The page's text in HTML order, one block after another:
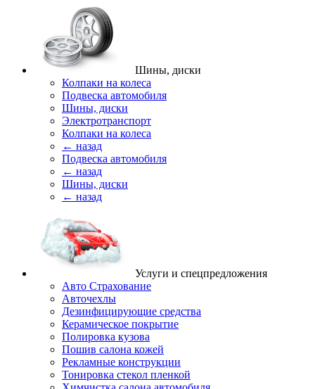
Шины, диски
Колпаки на колеса
Подвеска автомобиля
Шины, диски
Электротранспорт
Колпаки на колеса
← назад
Подвеска автомобиля
← назад
Шины, диски
← назад
Услуги и спецпредложения
Авто Страхование
Авточехлы
Дезинфицирующие средства
Керамическое покрытие
Полировка кузова
Пошив салона кожей
Рекламные конструкции
Тонировка стекол пленкой